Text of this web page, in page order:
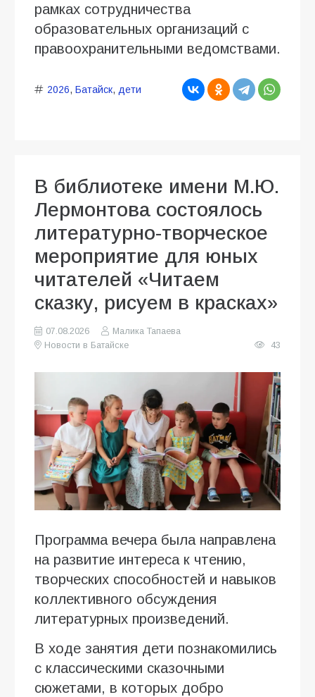
рамках сотрудничества
образовательных организаций с
правоохранительными ведомствами.
2026, Батайск, дети
В библиотеке имени М.Ю.
Лермонтова состоялось
литературно-творческое
мероприятие для юных
читателей «Читаем
сказку, рисуем в красках»
07.08.2026
Малика Тапаева
Новости в Батайске
43
Программа вечера была направлена
на развитие интереса к чтению,
творческих способностей и навыков
коллективного обсуждения
литературных произведений.
В ходе занятия дети познакомились
с классическими сказочными
сюжетами, в которых добро